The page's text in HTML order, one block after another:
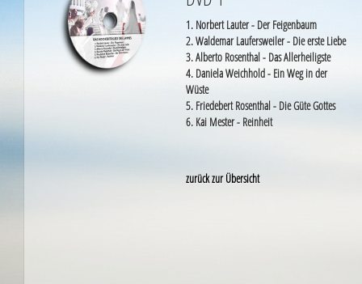
1. Norbert Lauter - Der Feigenbaum
2. Waldemar Laufersweiler - Die erste Liebe
3. Alberto Rosenthal - Das Allerheiligste
4. Daniela Weichhold - Ein Weg in der
Wüste
5. Friedebert Rosenthal - Die Güte Gottes
6. Kai Mester - Reinheit
zurück zur Übersicht